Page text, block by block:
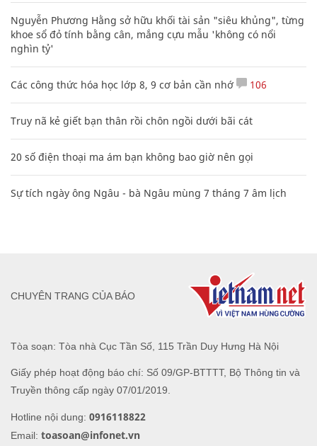
Nguyễn Phương Hằng sở hữu khối tài sản "siêu khủng", từng
khoe sổ đỏ tính bằng cân, mắng cựu mẫu 'không có nổi
nghìn tỷ'
Các công thức hóa học lớp 8, 9 cơ bản cần nhớ 106
Truy nã kẻ giết bạn thân rồi chôn ngồi dưới bãi cát
20 số điện thoại ma ám bạn không bao giờ nên gọi
Sự tích ngày ông Ngâu - bà Ngâu mùng 7 tháng 7 âm lịch
Tòa soạn: Tòa nhà Cục Tần Số, 115 Trần Duy Hưng Hà Nội
Giấy phép hoạt động báo chí: Số 09/GP-BTTTT, Bộ Thông tin và
Truyền thông cấp ngày 07/01/2019.
Hotline nội dung: 0916118822
Email: toasoan@infonet.vn
CHUYÊN TRANG CỦA BÁO